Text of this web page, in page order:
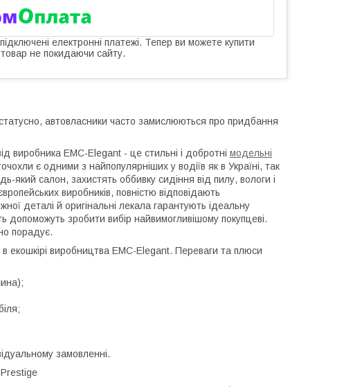
електронні платежі. Тепер ви можете купити
не покидаючи сайту.
автовласники часто замислюються про придбання
виробника EMC-Elegant - це стильні і добротні модельні
є одними з найпопулярніших у водіїв як в Україні, так
який салон, захистять оббивку сидіння від пилу, вологи і
виробників, повністю відповідають
деталі й оригінальні лекала гарантують ідеальну
допоможуть зробити вибір найвимогливішому покупцеві.
порадує.
екошкірі виробництва EMC-Elegant. Переваги та плюси
замовленні.